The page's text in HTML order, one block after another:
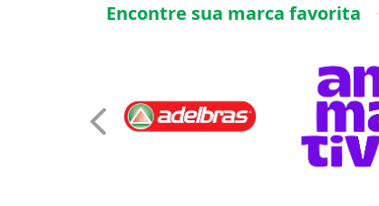
Encontre sua marca favorita